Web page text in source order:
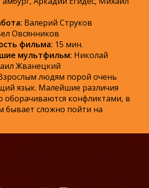
Валерий Струков
Овсянников
фильма: 15 мин.
мультфильм: Николай
Жванецкий
людям порой очень
язык. Малейшие различия
оборачиваются конфликтами, в
бывает сложно пойти на